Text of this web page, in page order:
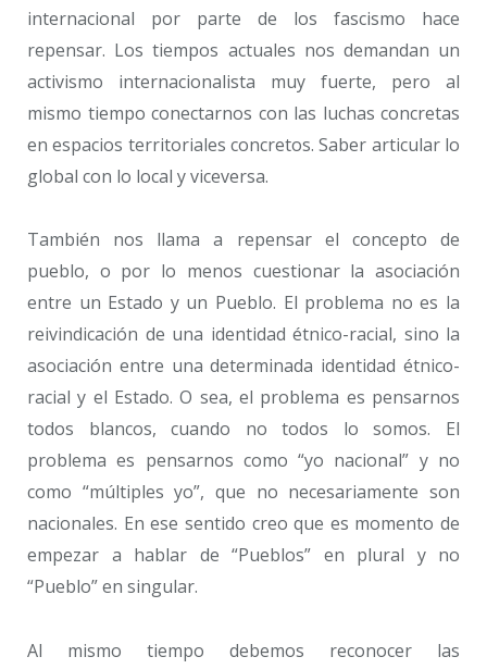
internacional por parte de los fascismo hace
repensar. Los tiempos actuales nos demandan un
activismo internacionalista muy fuerte, pero al
mismo tiempo conectarnos con las luchas concretas
en espacios territoriales concretos. Saber articular lo
global con lo local y viceversa.
También nos llama a repensar el concepto de
pueblo, o por lo menos cuestionar la asociación
entre un Estado y un Pueblo. El problema no es la
reivindicación de una identidad étnico-racial, sino la
asociación entre una determinada identidad étnico-
racial y el Estado. O sea, el problema es pensarnos
todos blancos, cuando no todos lo somos. El
problema es pensarnos como “yo nacional” y no
como “múltiples yo”, que no necesariamente son
nacionales. En ese sentido creo que es momento de
empezar a hablar de “Pueblos” en plural y no
“Pueblo” en singular.
Al mismo tiempo debemos reconocer las